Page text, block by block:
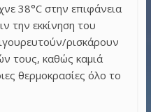
38°C στην επιφάνεια
την εκκίνηση του
ρισκάρουν
τους, καθώς καμιά
θερμοκρασίες όλο το